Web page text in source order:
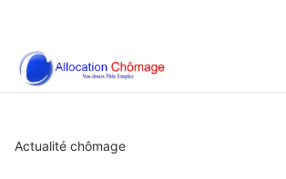
Actualité chômage